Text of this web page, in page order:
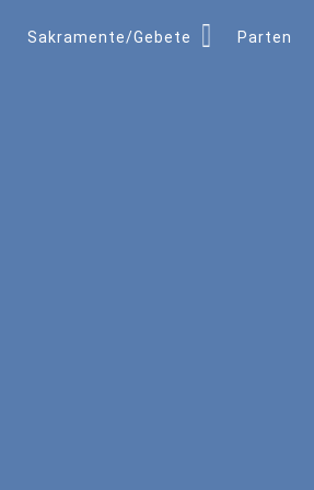
Sakramente/Gebete Parten